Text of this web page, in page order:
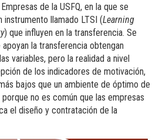
de la USFQ, en la que se
instrumento llamado LTSI (Learning
) que influyen en la transferencia. Se
la transferencia obtengan
variables, pero la realidad a nivel
de los indicadores de motivación,
bajos que un ambiente de óptimo de
no es común que las empresas
el diseño y contratación de la